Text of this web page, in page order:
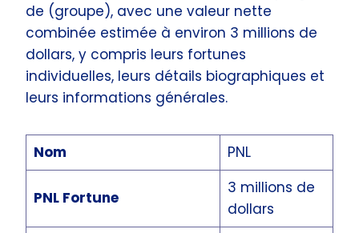
de (groupe), avec une valeur nette
combinée estimée à environ 3 millions de
dollars, y compris leurs fortunes
individuelles, leurs détails biographiques et
leurs informations générales.
Nom PNL
PNL Fortune
3 millions de
dollars